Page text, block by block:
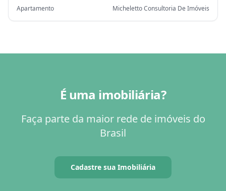
Apartamento Micheletto Consultoria De Imóveis
É uma imobiliária?
Faça parte da maior rede de imóveis do
Brasil
Cadastre sua Imobiliária